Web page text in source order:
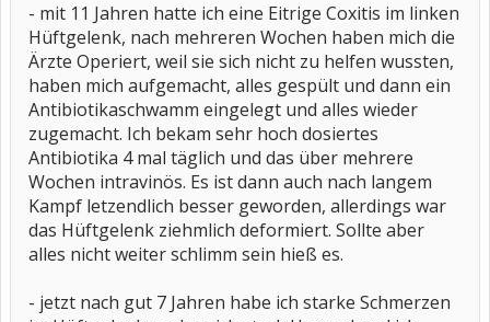
- mit 11 Jahren hatte ich eine Eitrige Coxitis im linken
Hüftgelenk, nach mehreren Wochen haben mich die
Ärzte Operiert, weil sie sich nicht zu helfen wussten,
haben mich aufgemacht, alles gespült und dann ein
Antibiotikaschwamm eingelegt und alles wieder
zugemacht. Ich bekam sehr hoch dosiertes
Antibiotika 4 mal täglich und das über mehrere
Wochen intravinös. Es ist dann auch nach langem
Kampf letzendlich besser geworden, allerdings war
das Hüftgelenk ziehmlich deformiert. Sollte aber
alles nicht weiter schlimm sein hieß es.
- jetzt nach gut 7 Jahren habe ich starke Schmerzen